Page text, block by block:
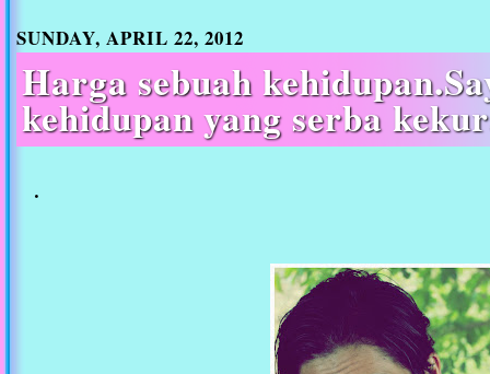
SUNDAY, APRIL 22, 2012
Harga sebuah
kehidupan yang serba
.